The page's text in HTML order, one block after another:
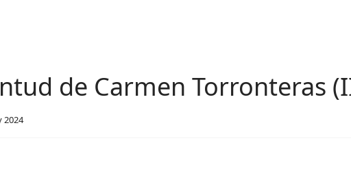
de Carmen Torronteras
2024